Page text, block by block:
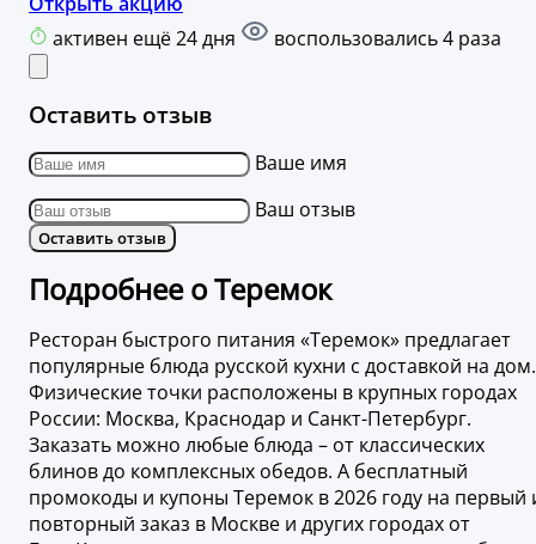
активен ещё 24 дня
воспользовались 4 раза
Оставить отзыв
Ваше имя
Ваш отзыв
Оставить отзыв
Подробнее о Теремок
Ресторан быстрого питания «Теремок» предлагает
популярные блюда русской кухни с доставкой на дом.
Физические точки расположены в крупных городах
России: Москва, Краснодар и Санкт-Петербург.
Заказать можно любые блюда – от классических
блинов до комплексных обедов. А бесплатный
промокоды и купоны Теремок в 2026 году на первый
повторный заказ в Москве и других городах от